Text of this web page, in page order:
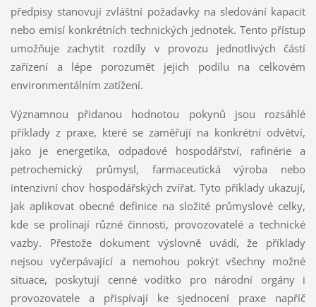
předpisy stanovují zvláštní požadavky na sledování kapacit
nebo emisí konkrétních technických jednotek. Tento přístup
umožňuje zachytit rozdíly v provozu jednotlivých částí
zařízení a lépe porozumět jejich podílu na celkovém
environmentálním zatížení.
Významnou přidanou hodnotou pokynů jsou rozsáhlé
příklady z praxe, které se zaměřují na konkrétní odvětví,
jako je energetika, odpadové hospodářství, rafinérie a
petrochemický průmysl, farmaceutická výroba nebo
intenzivní chov hospodářských zvířat. Tyto příklady ukazují,
jak aplikovat obecné definice na složité průmyslové celky,
kde se prolínají různé činnosti, provozovatelé a technické
vazby. Přestože dokument výslovně uvádí, že příklady
nejsou vyčerpávající a nemohou pokrýt všechny možné
situace, poskytují cenné vodítko pro národní orgány i
provozovatele a přispívají ke sjednocení praxe napříč